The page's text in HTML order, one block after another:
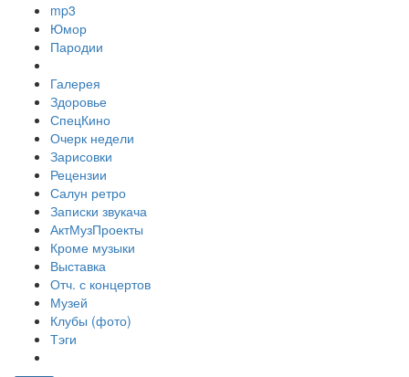
mp3
Юмор
Пародии
Галерея
Здоровье
СпецКино
Очерк недели
Зарисовки
Рецензии
Салун ретро
Записки звукача
АктМузПроекты
Кроме музыки
Выставка
Отч. с концертов
Музей
Клубы (фото)
Тэги